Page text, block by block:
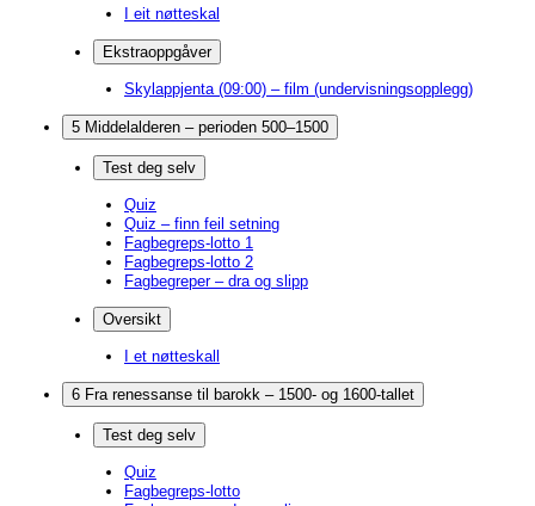
I eit nøtteskal
Ekstraoppgåver
Skylappjenta (09:00) – film (undervisningsopplegg)
5 Middelalderen – perioden 500–1500
Test deg selv
Quiz
Quiz – finn feil setning
Fagbegreps-lotto 1
Fagbegreps-lotto 2
Fagbegreper – dra og slipp
Oversikt
I et nøtteskall
6 Fra renessanse til barokk – 1500- og 1600-tallet
Test deg selv
Quiz
Fagbegreps-lotto